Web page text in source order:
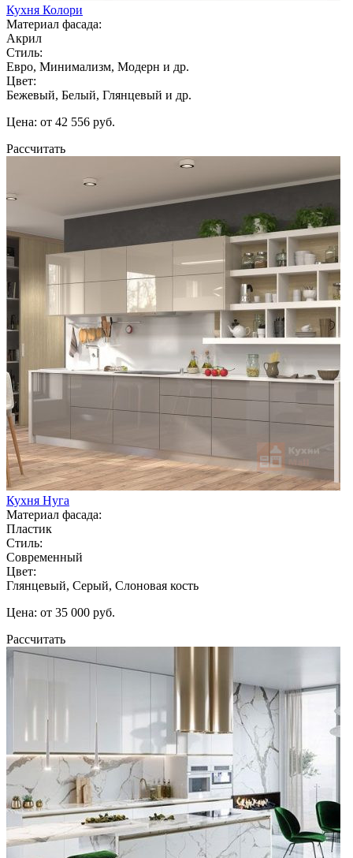
Кухня Колори
Материал фасада:
Акрил
Стиль:
Евро, Минимализм, Модерн и др.
Цвет:
Бежевый, Белый, Глянцевый и др.
Цена: от 42 556 руб.
Рассчитать
Кухня Нуга
Материал фасада:
Пластик
Стиль:
Современный
Цвет:
Глянцевый, Серый, Слоновая кость
Цена: от 35 000 руб.
Рассчитать